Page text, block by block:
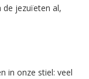
de jezuïeten al,
in onze stiel: veel